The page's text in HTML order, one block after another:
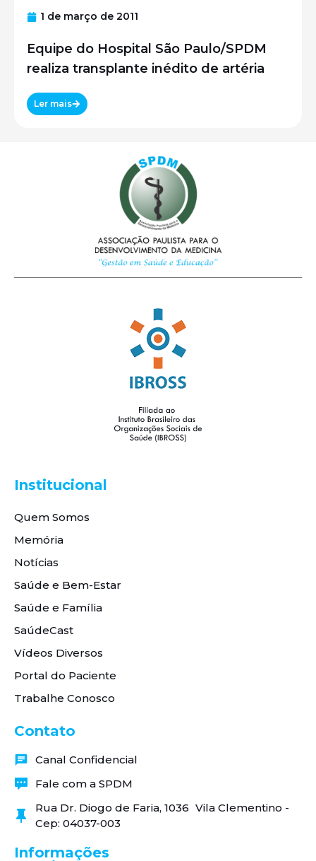
1 de março de 2011
Equipe do Hospital São Paulo/SPDM
realiza transplante inédito de artéria
Ler mais
Institucional
Quem Somos
Memória
Notícias
Saúde e Bem-Estar
Saúde e Família
SaúdeCast
Vídeos Diversos
Portal do Paciente
Trabalhe Conosco
Contato
Canal Confidencial
Fale com a SPDM
Rua Dr. Diogo de Faria, 1036 Vila Clementino -
Cep: 04037-003
Informações